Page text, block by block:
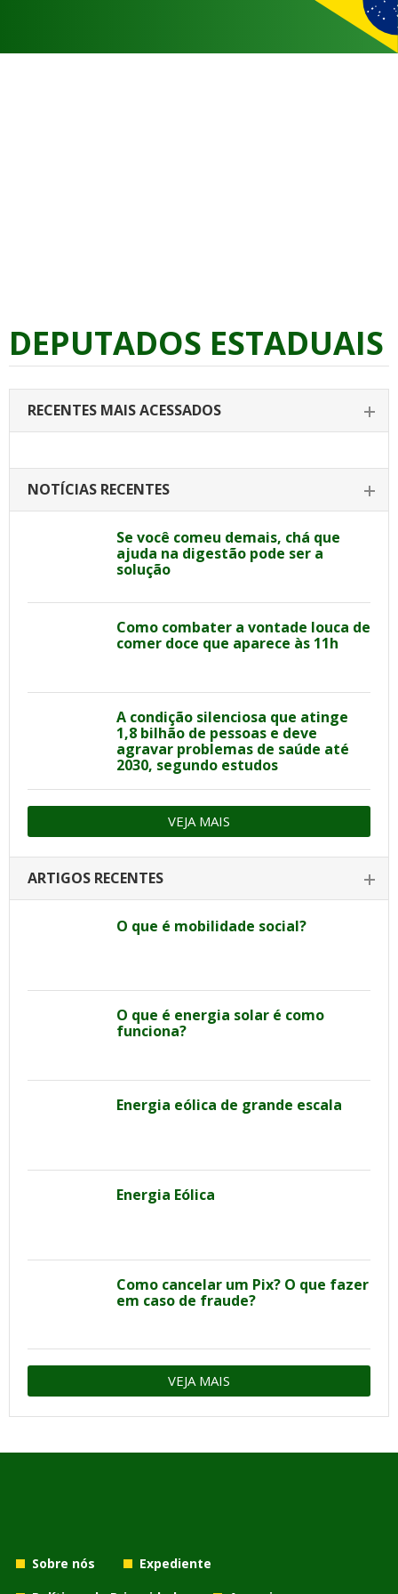
DEPUTADOS ESTADUAIS
RECENTES MAIS ACESSADOS
NOTÍCIAS RECENTES
Se você comeu demais, chá que
ajuda na digestão pode ser a
solução
Como combater a vontade louca de
comer doce que aparece às 11h
A condição silenciosa que atinge
1,8 bilhão de pessoas e deve
agravar problemas de saúde até
2030, segundo estudos
VEJA MAIS
ARTIGOS RECENTES
O que é mobilidade social?
O que é energia solar é como
funciona?
Energia eólica de grande escala
Energia Eólica
Como cancelar um Pix? O que fazer
em caso de fraude?
VEJA MAIS
Sobre nós
Expediente